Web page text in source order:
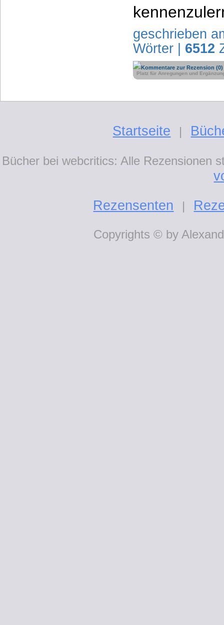
geschrieben
Wörter | 6512
Kommentare zur Rezension (0)
Platz für Anregungen und
Startseite |
Bücher bei webcritics: Alle Rezensionen
Rezensenten
|
Copyrights © by